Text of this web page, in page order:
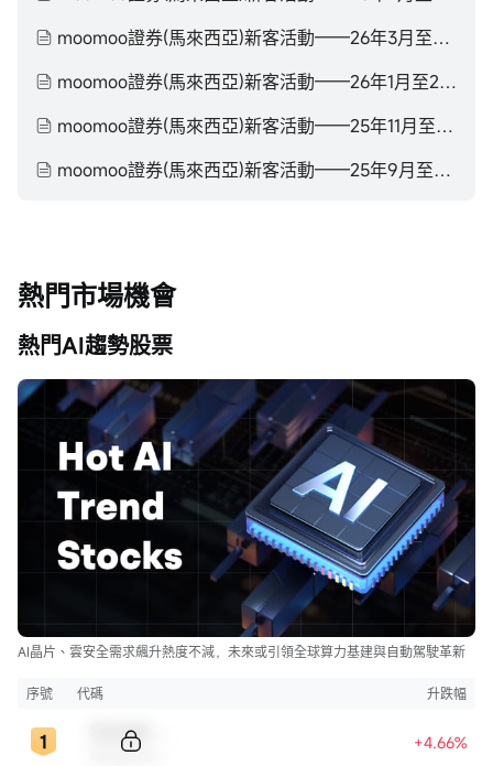
moomoo證券(馬來西亞)新客活動——26年3月至26年4月
moomoo證券(馬來西亞)新客活動——26年1月至26年3月
moomoo證券(馬來西亞)新客活動——25年11月至26年1月
moomoo證券(馬來西亞)新客活動——25年9月至25年11月
熱門市場機會
熱門AI趨勢股票
AI晶片、雲安全需求飆升熱度不減，未來或引領全球算力基建與自動駕駛革新
序號 代碼 升跌幅
+4.66%